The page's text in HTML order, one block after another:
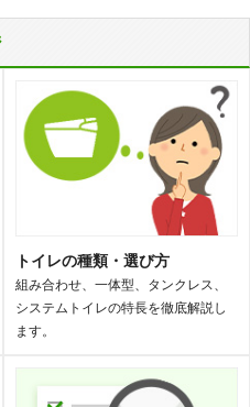
トイレの種類・選び方
組み合わせ、一体型、タンクレス、
システムトイレの特長を徹底解説し
ます。